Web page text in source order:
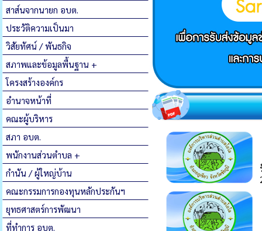
สาส์นจากนายก อบต.
ประวัติความเป็นมา
วิสัยทัศน์ / พันธกิจ
สภาพและข้อมูลพื้นฐาน +
โครงสร้างองค์กร
อำนาจหน้าที่
คณะผู้บริหาร
สภา อบต.
พนักงานส่วนตำบล +
กำนัน / ผู้ใหญ่บ้าน
คณะกรรมการกองทุนหลักประกันฯ
ยุทธศาสตร์การพัฒนา
ที่ทำการ อบต.